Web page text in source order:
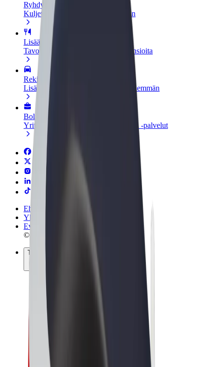
Ryhdy ruokalähetiksi
Kuljeta ruokaa ja ansaitse viikoittain
Lisää ravintola tai kauppa
Tavoita lisää asiakkaita ja kasvata ansioita
Rekisteröidy fleet-omistajaksi
Lisää autokantasi Boltiin ja tienaa enemmän
Bolt for Business
Yrityksellesi skaalatut Bolt-tuotteet ja -palvelut
Ehdot
Yksityisyys
Evästeet
© 2026 Bolt Technology OÜ
Tuotteet
Kyydit
Sähköpotkulaudat
Bolt-kauppa
Bolt Food
Bolt Drive
Bolt for Business